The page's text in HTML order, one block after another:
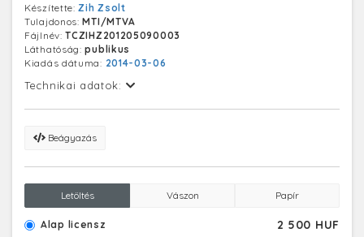
humorista és Rákay Philip (Rákay Kálmán), a Magyar
Televízió m1 és m2 csatornájának intendánsa alkotta
háromtagú zsűri előtt már szakmai feladatokban,
riporterként, műsorvezetőként kell bizonyítaniuk
tehetségüket. A fiatalokat nemcsak bírálják, hanem
mentorként is segítik a zsűritagok a műsorvezető és a
Készítette:Zih Zsolt
Tulajdonos:MTI/MTVA
Fájlnév:TCZIHZ201205090003
Láthatóság:publikus
Kiadás dátuma: 2014-03-06
Technikai adatok:
Beágyazás
Letöltés Vászon Papír
Alap licensz 2 500 HUF